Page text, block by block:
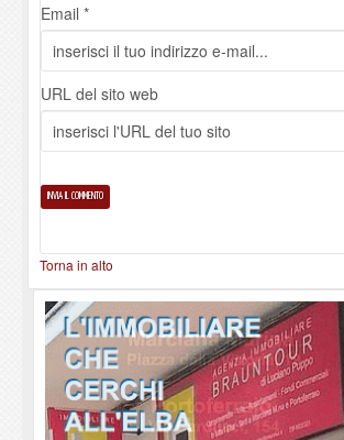
Email *
URL del sito web
Torna in alto